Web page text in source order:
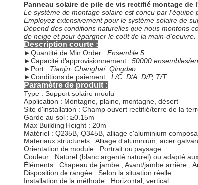
Panneau solaire de pile de vis rectifié montage de
Le système de montage solaire est conçu par l'équipe
Employez extensivement pour le système solaire de
Dépend des conditions naturelles que nous montons
de neige et pour épargner le coût de la main-d'oeuvre.
Description courte :
►Quantité de Min.Order : Ensemble 5
►Capacité d'approvisionnement : 50000 ensembles/
► Port : Tianjin, Changhaï, Qingdao
►Conditions de paiement : L/C, D/A, D/P, T/T
Paramètre de produit :
Type : Support solaire moulu
Application : Montagne, plaine, montagne, désert
Site d'installation : Champ ouvert rectifié/terre de la
Garde au sol : ≥0.15m
Max Building Height : 20m
Matériel : Q235B, Q345B, alliage d'aluminium
Matériaux structurels : Alliage d'aluminium, acier
Orientation de module : Portrait ou paysage
Couleur : Naturel (blanc argenté naturel) ou adapté
Éléments : Chapeau de jambe ; Avant/jambe arrière ;
Disposition de rangée : Selon la situation réelle
Installation de la méthode : Horizontal, vertical